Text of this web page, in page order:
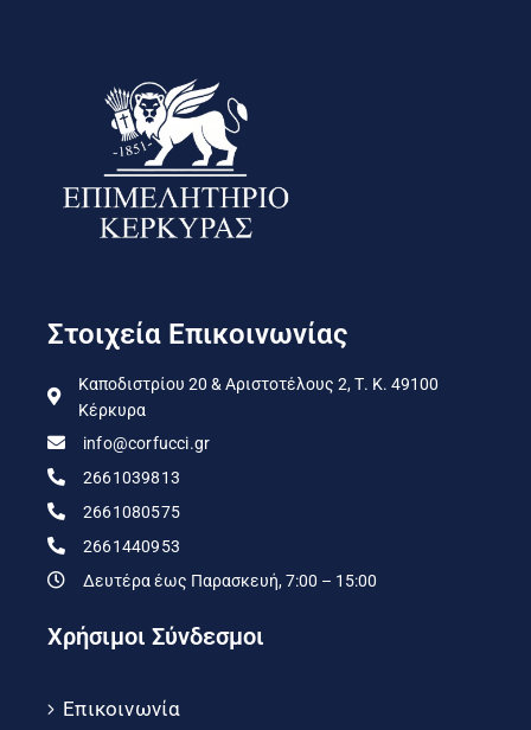
Στοιχεία Επικοινωνίας
Καποδιστρίου 20 & Αριστοτέλους 2, Τ. Κ. 49100
Κέρκυρα
info@corfucci.gr
2661039813
2661080575
2661440953
Δευτέρα έως Παρασκευή, 7:00 – 15:00
Χρήσιμοι Σύνδεσμοι
Επικοινωνία